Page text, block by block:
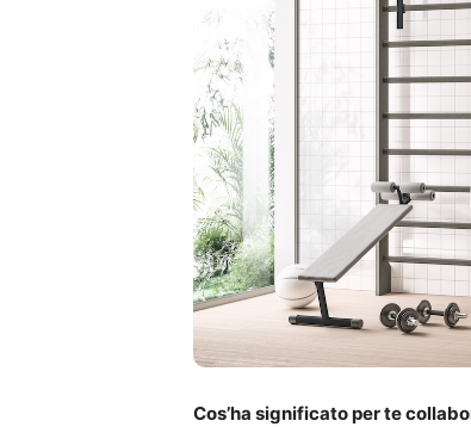
Cos’ha significato per te